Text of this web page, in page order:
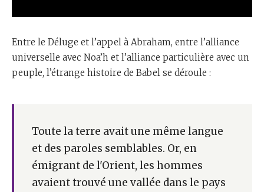
Entre le Déluge et l’appel à Abraham, entre l’alliance
universelle avec Noa’h et l’alliance particulière avec un
peuple, l’étrange histoire de Babel se déroule :
Toute la terre avait une même langue
et des paroles semblables. Or, en
émigrant de l'Orient, les hommes
avaient trouvé une vallée dans le pays